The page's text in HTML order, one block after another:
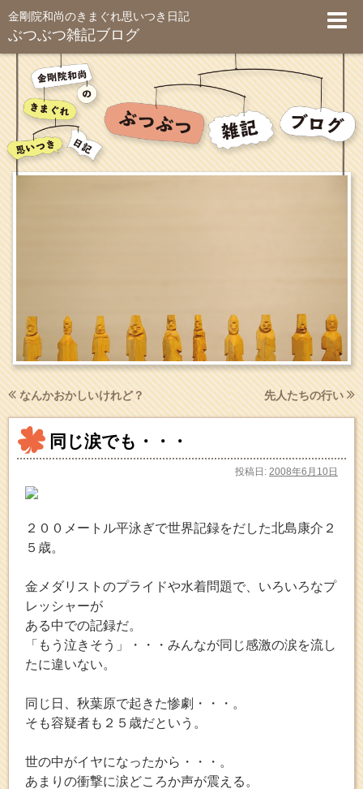
金剛院和尚のきまぐれ思いつき日記
ぶつぶつ雑記ブログ
なんかおかしいけれど？ 先人たちの行い
同じ涙でも・・・
投稿日: 2008年6月10日
２００メートル平泳ぎで世界記録をだした北島康介２
５歳。
金メダリストのプライドや水着問題で、いろいろなプ
レッシャーが
ある中での記録だ。
「もう泣きそう」・・・みんなが同じ感激の涙を流し
たに違いない。
同じ日、秋葉原で起きた惨劇・・・。
そも容疑者も２５歳だという。
世の中がイヤになったから・・・。
あまりの衝撃に涙どころか声が震える。